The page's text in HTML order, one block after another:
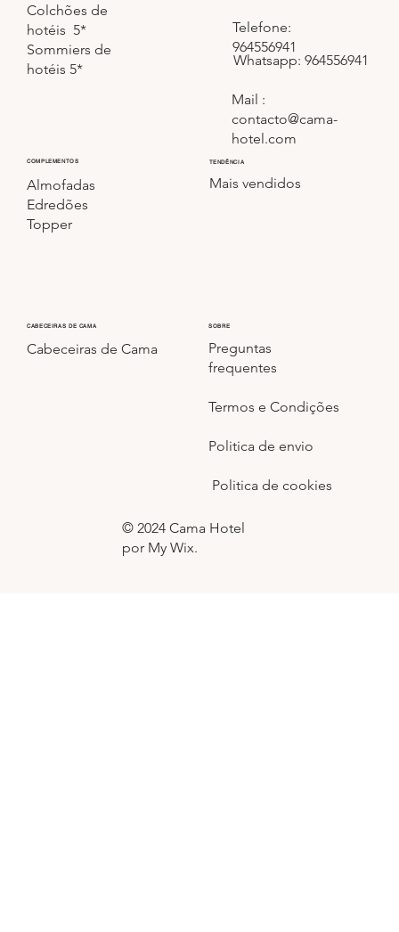
CABECEIRAS DE CAMA
Cabeceiras de Cama
TENDÊNCIA
Mais vendidos
COMPLEMENTOS
Almofadas
Edredões
Topper
Colchões de
hotéis 5*
Sommiers de
hotéis 5*
© 2024 Cama Hotel
por My Wix.
SOBRE
Preguntas
frequentes
Termos e Condições
Politica de envio
Politica de cookies
Telefone:
964556941
Whatsapp: 964556941
Mail :
contacto@cama-
hotel.com